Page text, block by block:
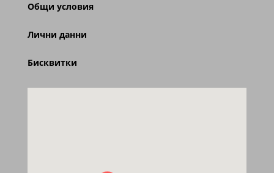
Общи условия
Лични данни
Бисквитки